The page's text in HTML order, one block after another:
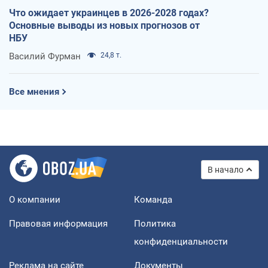
Что ожидает украинцев в 2026-2028 годах?
Основные выводы из новых прогнозов от
НБУ
Василий Фурман 24,8 т.
Все мнения
В начало
О компании Команда
Правовая информация
Политика
конфиденциальности
Реклама на сайте Документы